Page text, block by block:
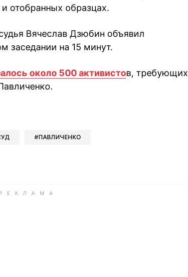
отобранных образцах.
Вячеслав Дзюбин объявил
заседании на 15 минут.
около 500 активистов, требующих
в Whatsapp
в Messenger
в LinkedIn
ПАВЛИЧЕНКО
news
в Viber
в LinkedIn